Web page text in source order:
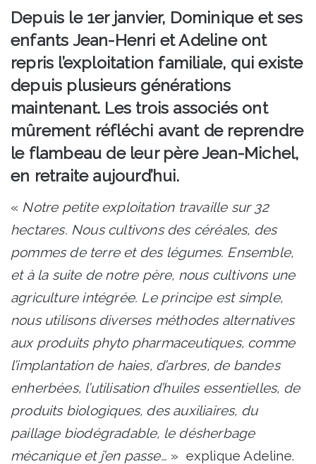
Depuis le 1er janvier, Dominique et ses
enfants Jean-Henri et Adeline ont
repris l’exploitation familiale, qui existe
depuis plusieurs générations
maintenant. Les trois associés ont
mûrement réfléchi avant de reprendre
le flambeau de leur père Jean-Michel,
en retraite aujourd’hui.
« Notre petite exploitation travaille sur 32
hectares. Nous cultivons des céréales, des
pommes de terre et des légumes. Ensemble,
et à la suite de notre père, nous cultivons une
agriculture intégrée. Le principe est simple,
nous utilisons diverses méthodes alternatives
aux produits phyto pharmaceutiques, comme
l’implantation de haies, d’arbres, de bandes
enherbées, l’utilisation d’huiles essentielles, de
produits biologiques, des auxiliaires, du
paillage biodégradable, le désherbage
mécanique et j’en passe… » explique Adeline.